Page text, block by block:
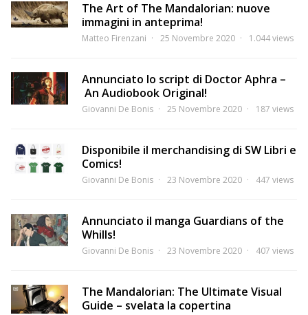
The Art of The Mandalorian: nuove
immagini in anteprima!
Matteo Firenzani 25 Novembre 2020 1.044 views
Annunciato lo script di Doctor Aphra –
An Audiobook Original!
Giovanni De Bonis 25 Novembre 2020 187 views
Disponibile il merchandising di SW Libri e
Comics!
Giovanni De Bonis 23 Novembre 2020 447 views
Annunciato il manga Guardians of the
Whills!
Giovanni De Bonis 23 Novembre 2020 407 views
The Mandalorian: The Ultimate Visual
Guide – svelata la copertina